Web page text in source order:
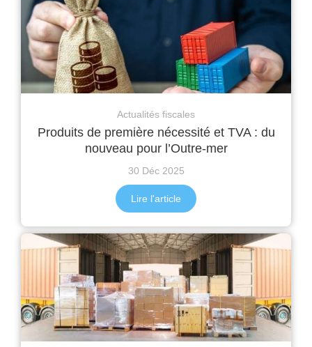
Actualités fiscales
Produits de première nécessité et TVA : du
nouveau pour l’Outre-mer
30 Déc 2025
Lire l'article